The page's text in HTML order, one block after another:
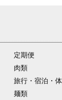
定期便
肉類
旅行・宿泊・
麺類